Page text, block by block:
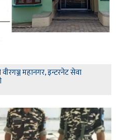
महानगर, इन्टरनेट सेवा